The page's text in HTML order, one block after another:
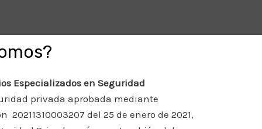
Especializados en Seguridad
privada aprobada mediante
del 25 de enero de 2021,